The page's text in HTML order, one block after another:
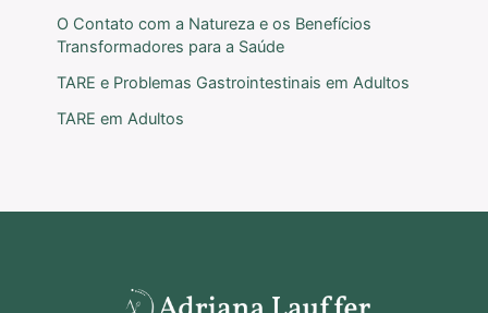
O Contato com a Natureza e os Benefícios
Transformadores para a Saúde
TARE e Problemas Gastrointestinais em Adultos
TARE em Adultos